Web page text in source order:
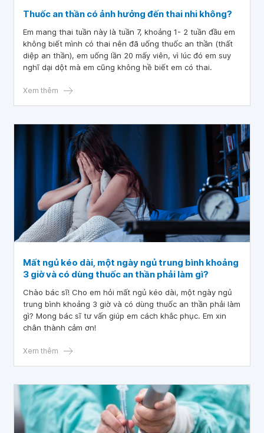
Thuốc an thần có ảnh hưởng đến thai nhi không?
Em mang thai tuần này là tuần 7, khoảng 1- 2 tuần đầu em
không biết mình có thai nên đã uống thuốc an thần (thất
diệp an thần), em uống lần 20 mấy viên, vì lúc đó em suy
nghĩ dại dột mà em cũng không hề biết em có thai.
Xem thêm
Mất ngủ kéo dài, một ngày ngủ trung bình khoảng
3 giờ và có dùng thuốc an thần phải làm gì?
Chào bác sĩ! Cho em hỏi mất ngủ kéo dài, một ngày ngủ
trung bình khoảng 3 giờ và có dùng thuốc an thần phải làm
gì? Mong bác sĩ tư vấn giúp em cách khắc phục. Em xin
chân thành cảm ơn!
Xem thêm